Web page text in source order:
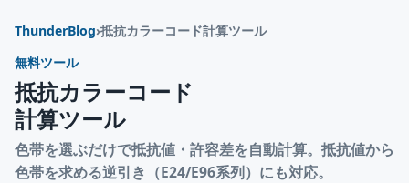
ThunderBlog›抵抗カラーコード計算ツール
無料ツール
抵抗カラーコード
計算ツール
色帯を選ぶだけで抵抗値・許容差を自動計算。抵抗値から
色帯を求める逆引き（E24/E96系列）にも対応。